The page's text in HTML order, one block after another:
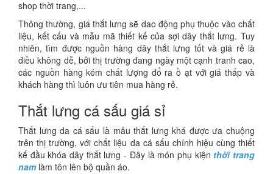
shop thời trang,...
Thông thường, giá thắt lưng sẽ dao động phụ thuộc vào chất
liệu, kết cấu và mẫu mã thiết kế của sợi dây thắt lưng. Tuy
nhiên, tìm được nguồn hàng dây thắt lưng tốt và giá rẻ là
điều không dễ, bởi thị trường đang ngày một cạnh tranh cao,
các nguồn hàng kém chất lượng đổ ra ồ ạt với giá thấp và
khách hàng thì luôn ưu tiên mua hàng rẻ.
Thắt lưng cá sấu giá sỉ
Thắt lưng da cá sấu là mẫu thắt lưng khá được ưa chuộng
trên thị trường, với chất liệu da cá sấu chính hiệu cùng thiết
kế đầu khóa dây thắt lưng - Đây là món phụ kiện thời trang
namlàm tôn lên bộ quần áo.